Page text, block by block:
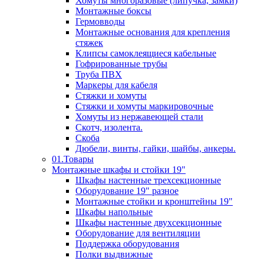
Монтажные боксы
Гермовводы
Монтажные основания для крепления
стяжек
Клипсы самоклеящиеся кабельные
Гофрированные трубы
Труба ПВХ
Маркеры для кабеля
Стяжки и хомуты
Стяжки и хомуты маркировочные
Хомуты из нержавеющей стали
Скотч, изолента.
Скоба
Дюбели, винты, гайки, шайбы, анкеры.
01.Товары
Монтажные шкафы и стойки 19"
Шкафы настенные трехсекционные
Оборудование 19" разное
Монтажные стойки и кронштейны 19"
Шкафы напольные
Шкафы настенные двухсекционные
Оборудование для вентиляции
Поддержка оборудования
Полки выдвижные